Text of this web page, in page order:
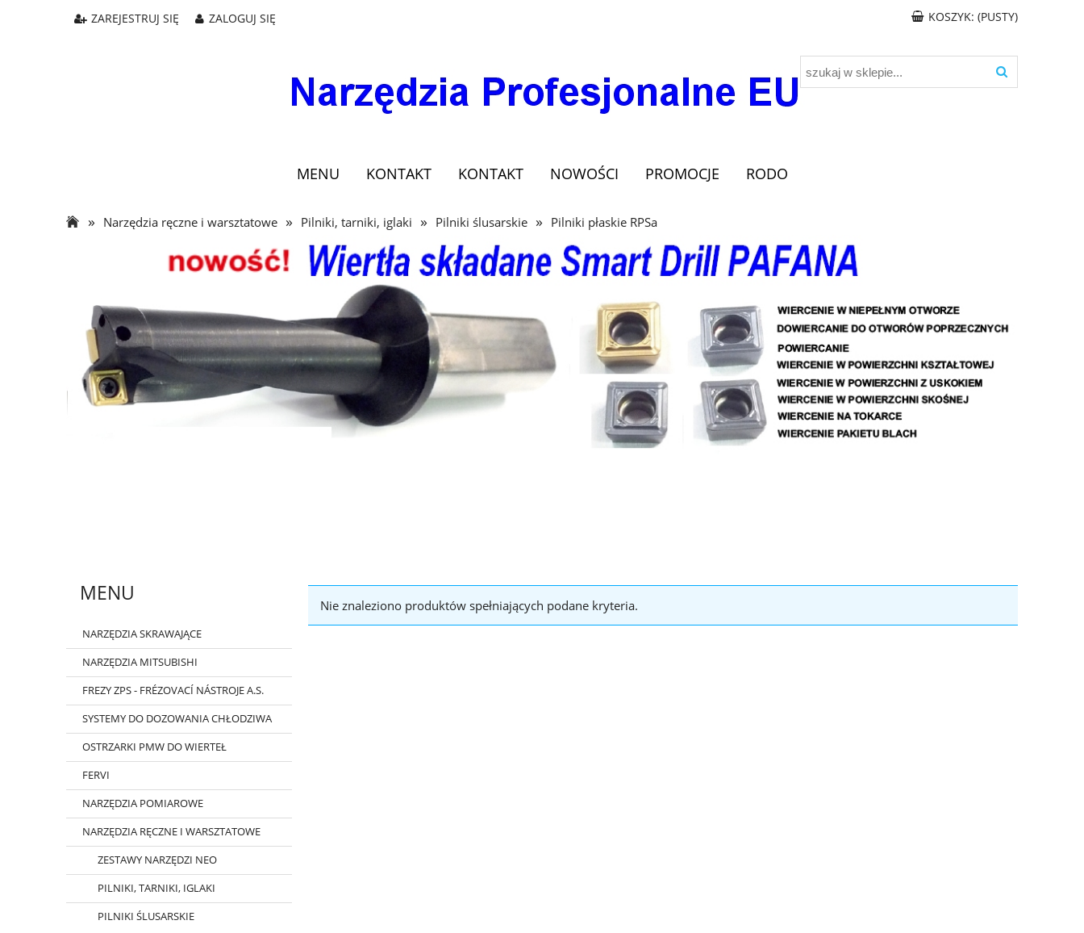
ZAREJESTRUJ SIĘ ZALOGUJ SIĘ KOSZYK: (PUSTY)
MENU KONTAKT KONTAKT NOWOŚCI PROMOCJE RODO
» Narzędzia ręczne i warsztatowe » Pilniki, tarniki, iglaki » Pilniki ślusarskie » Pilniki płaskie RPSa
MENU
NARZĘDZIA SKRAWAJĄCE
NARZĘDZIA MITSUBISHI
FREZY ZPS - FRÉZOVACÍ NÁSTROJE A.S.
SYSTEMY DO DOZOWANIA CHŁODZIWA
OSTRZARKI PMW DO WIERTEŁ
FERVI
NARZĘDZIA POMIAROWE
NARZĘDZIA RĘCZNE I WARSZTATOWE
ZESTAWY NARZĘDZI NEO
PILNIKI, TARNIKI, IGLAKI
PILNIKI ŚLUSARSKIE
Nie znaleziono produktów spełniających podane kryteria.